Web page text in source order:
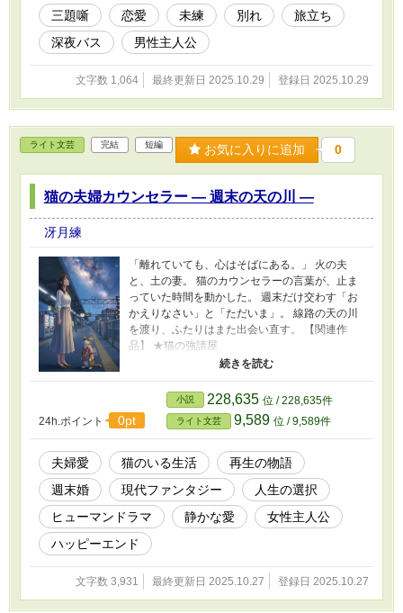
三題噺 恋愛 未練 別れ
旅立ち
深夜バス
男性主人公
文字数 1,064 最終更新日 2025.10.29 登録日 2025.10.29
ライト文芸 完結 短編 お気に入りに追加 0
猫の夫婦カウンセラー ― 週末の天の川 ―
冴月練
「離れていても、心はそばにある。」 火の夫
と、土の妻。 猫のカウンセラーの言葉が、止ま
っていた時間を動かした。 週末だけ交わす「お
かえりなさい」と「ただいま」。 線路の天の川
を渡り、ふたりはまた出会い直す。 【関連作
品】 ★猫の強請屋
https://www.alphapolis.co.jp/novel/99661393/34
2990123 ★猫の編集者 ― 創作はいつも波乱万丈
https://www.alphapolis.co.jp/novel/99661393/49
4012312 ★猫の研究者 ― 豊橋技科大立志編 ―
https://www.alphapolis.co.jp/novel/99661393/46
3008040
24h.ポイント 0pt
小説 228,635 位 / 228,635件
ライト文芸 9,589 位 / 9,589件
夫婦愛 猫のいる生活
再生の物語
週末婚
現代ファンタジー
人生の選択
ヒューマンドラマ
静かな愛
女性主人公
ハッピーエンド
文字数 3,931 最終更新日 2025.10.27 登録日 2025.10.27